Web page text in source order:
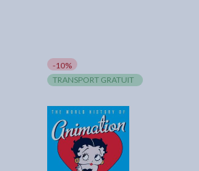
-10%
TRANSPORT GRATUIT